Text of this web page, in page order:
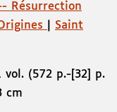
Résurrection
Saint
vol. (572 p.-[32] p.
cm